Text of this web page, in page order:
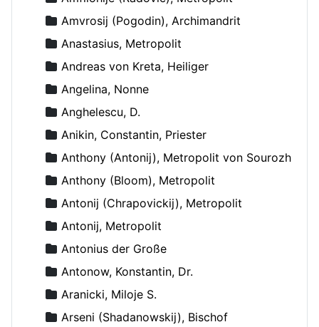
Amvrosij (Pogodin), Archimandrit
Anastasius, Metropolit
Andreas von Kreta, Heiliger
Angelina, Nonne
Anghelescu, D.
Anikin, Constantin, Priester
Anthony (Antonij), Metropolit von Sourozh
Anthony (Bloom), Metropolit
Antonij (Chrapovickij), Metropolit
Antonij, Metropolit
Antonius der Große
Antonow, Konstantin, Dr.
Aranicki, Miloje S.
Arseni (Shadanowskij), Bischof